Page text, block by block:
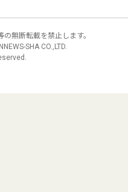
無断転載を禁止します。
SHA CO.,LTD.